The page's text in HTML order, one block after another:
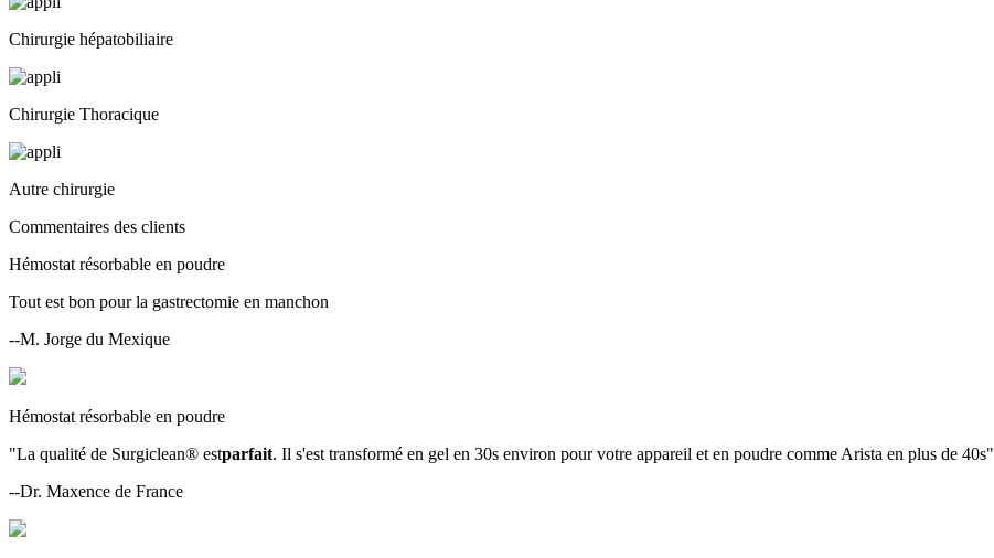
Chirurgie hépatobiliaire
Chirurgie Thoracique
Autre chirurgie
Commentaires des clients
Hémostat résorbable en poudre
Tout est bon pour la gastrectomie en manchon
--M. Jorge du Mexique
Hémostat résorbable en poudre
"La qualité de Surgiclean® estparfait. Il s'est transformé en gel en 30s environ pour votre appareil et en poudre comme Arista en plus de 40s"
--Dr. Maxence de France